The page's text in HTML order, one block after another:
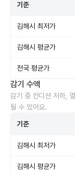
기준
김해시 최저가
김해시 평균가
전국 평균가
감기 수액
감기 중 컨디션 저하,
될 수 있어요.
기준
김해시 최저가
김해시 평균가